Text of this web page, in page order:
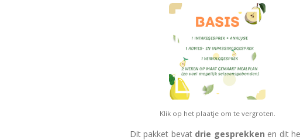
Klik op het plaatje om te vergroten.
Dit pakket bevat drie gesprekken en dit